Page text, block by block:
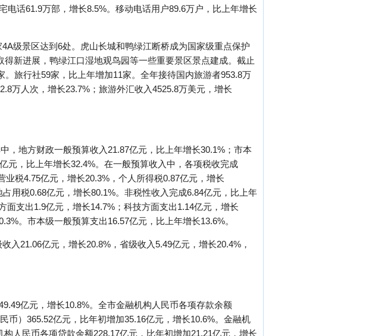
电话61.9万部，增长8.5%。移动电话用户89.6万户，比上年增长
级景区达到6处。虎山长城和鸭绿江断桥成为国家级重点保护
新进展，鸭绿江口湿地观鸟园等一些重要景区景点建成。截止
旅行社59家，比上年增加11家。全年接待国内旅游者953.8万
万人次，增长23.7%；旅游外汇收入4525.8万美元，增长
，地方财政一般预算收入21.87亿元，比上年增长30.1%；市本
元，比上年增长32.4%。在一般预算收入中，各项税收完成
税4.75亿元，增长20.3%，个人所得税0.87亿元，增长
用税0.68亿元，增长80.1%。非税性收入完成6.84亿元，比上年
支出1.9亿元，增长14.7%；科技方面支出1.14亿元，增长
。市本级一般预算支出16.57亿元，比上年增长13.6%。
入21.06亿元，增长20.8%，省级收入5.49亿元，增长20.4%，
亿元，增长10.8%。全市金融机构人民币各项存款余额
币）365.52亿元，比年初增加35.16亿元，增长10.6%。金融机
人民币各项贷款余额228.17亿元，比年初增加21.21亿元，增长